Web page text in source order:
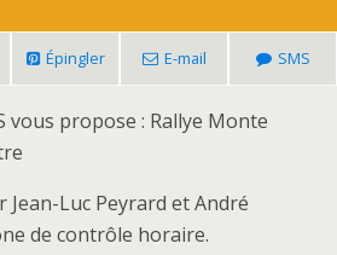
Épingler E-mail SMS
vous propose : Rallye Monte
Luc Peyrard et André
de contrôle horaire.